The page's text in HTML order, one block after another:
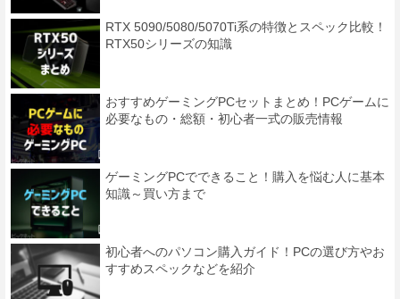
RTX 5090/5080/5070Ti系の特徴とスペック比較！
RTX50シリーズの知識
おすすめゲーミングPCセットまとめ！PCゲームに
必要なもの・総額・初心者一式の販売情報
ゲーミングPCでできること！購入を悩む人に基本
知識～買い方まで
初心者へのパソコン購入ガイド！PCの選び方やお
すすめスペックなどを紹介